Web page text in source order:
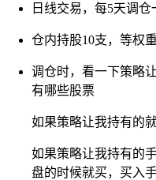
日线交易，每5天调仓
仓内持股10支，等权
调仓时，看一下策略
有哪些股票
如果策略让我持有的
如果策略让我持有的
盘的时候就买，买入